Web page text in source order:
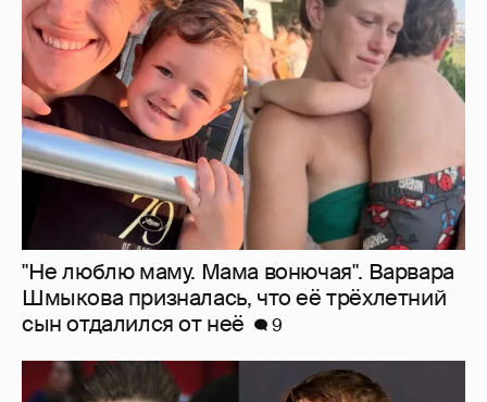
Шмыкова призналась, что её трёхлетний
сын отдалился от неё
9